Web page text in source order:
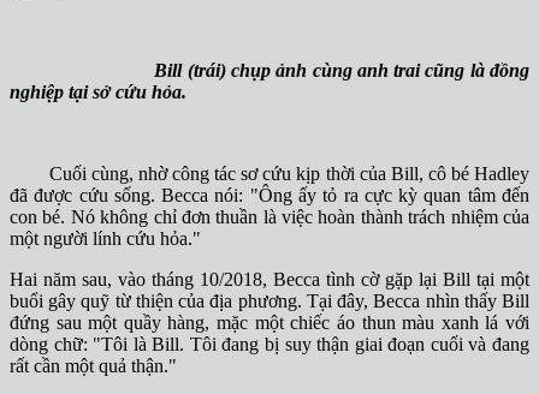
Bill (trái) chụp ảnh cùng anh trai cũng là đồng
nghiệp tại sở cứu hỏa.
Cuối cùng, nhờ công tác sơ cứu kịp thời của Bill, cô bé Hadley
đã được cứu sống. Becca nói: "Ông ấy tỏ ra cực kỳ quan tâm đến
con bé. Nó không chỉ đơn thuần là việc hoàn thành trách nhiệm của
một người lính cứu hỏa."
Hai năm sau, vào tháng 10/2018, Becca tình cờ gặp lại Bill tại một
buổi gây quỹ từ thiện của địa phương. Tại đây, Becca nhìn thấy Bill
đứng sau một quầy hàng, mặc một chiếc áo thun màu xanh lá với
dòng chữ: "Tôi là Bill. Tôi đang bị suy thận giai đoạn cuối và đang
rất cần một quả thận."